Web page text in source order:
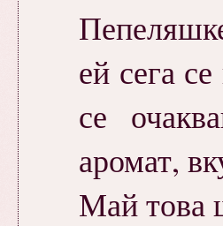
ей сега
се
аромат,
Май това